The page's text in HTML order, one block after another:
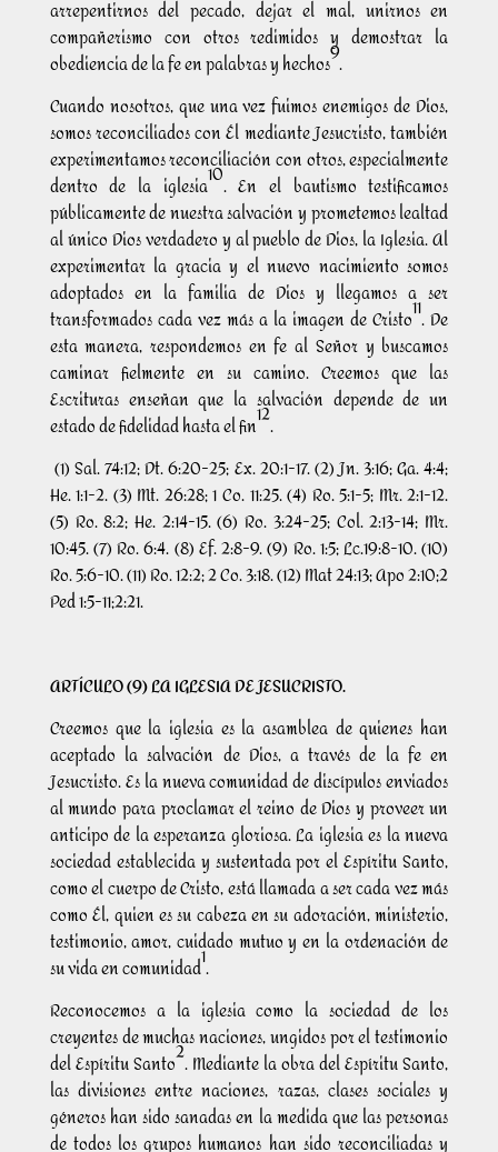
arrepentirnos del pecado, dejar el mal, unirnos en
compañerismo con otros redimidos y demostrar la
obediencia de la fe en palabras y hechos9.
Cuando nosotros, que una vez fuimos enemigos de Dios,
somos reconciliados con Él mediante Jesucristo, también
experimentamos reconciliación con otros, especialmente
dentro de la iglesia10. En el bautismo testificamos
públicamente de nuestra salvación y prometemos lealtad
al único Dios verdadero y al pueblo de Dios, la Iglesia. Al
experimentar la gracia y el nuevo nacimiento somos
adoptados en la familia de Dios y llegamos a ser
transformados cada vez más a la imagen de Cristo11. De
esta manera, respondemos en fe al Señor y buscamos
caminar fielmente en su camino. Creemos que las
Escrituras enseñan que la salvación depende de un
estado de fidelidad hasta el fin12.
(1) Sal. 74:12; Dt. 6:20-25; Ex. 20:1-17. (2) Jn. 3:16; Ga. 4:4;
He. 1:1-2. (3) Mt. 26:28; 1 Co. 11:25. (4) Ro. 5:1-5; Mr. 2:1-12.
(5) Ro. 8:2; He. 2:14-15. (6) Ro. 3:24-25; Col. 2:13-14; Mr.
10:45. (7) Ro. 6:4. (8) Ef. 2:8-9. (9) Ro. 1:5; Lc.19:8-10. (10)
Ro. 5:6-10. (11) Ro. 12:2; 2 Co. 3:18. (12) Mat 24:13; Apo 2:10;2
Ped 1:5-11;2:21.
ARTÍCULO (9) LA IGLESIA DE JESUCRISTO.
Creemos que la iglesia es la asamblea de quienes han
aceptado la salvación de Dios, a través de la fe en
Jesucristo. Es la nueva comunidad de discípulos enviados
al mundo para proclamar el reino de Dios y proveer un
anticipo de la esperanza gloriosa. La iglesia es la nueva
sociedad establecida y sustentada por el Espíritu Santo,
como el cuerpo de Cristo, está llamada a ser cada vez más
como Él, quien es su cabeza en su adoración, ministerio,
testimonio, amor, cuidado mutuo y en la ordenación de
su vida en comunidad1.
Reconocemos a la iglesia como la sociedad de los
creyentes de muchas naciones, ungidos por el testimonio
del Espíritu Santo2. Mediante la obra del Espíritu Santo,
las divisiones entre naciones, razas, clases sociales y
géneros han sido sanadas en la medida que las personas
de todos los grupos humanos han sido reconciliadas y